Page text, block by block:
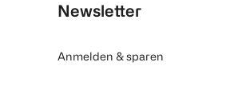
Newsletter
Anmelden & sparen